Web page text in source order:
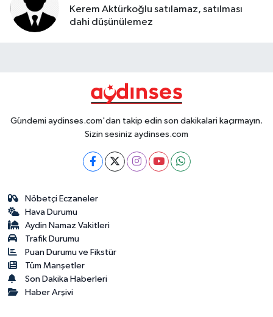
Kerem Aktürkoğlu satılamaz, satılması
dahi düşünülemez
Gündemi aydinses.com'dan takip edin son dakikalari kaçırmayın.
Sizin sesiniz aydinses.com
Nöbetçi Eczaneler
Hava Durumu
Aydin Namaz Vakitleri
Trafik Durumu
Puan Durumu ve Fikstür
Tüm Manşetler
Son Dakika Haberleri
Haber Arşivi